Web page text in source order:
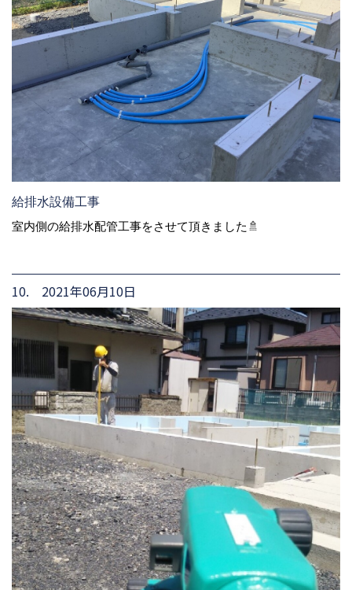
給排水設備工事
室内側の給排水配管工事をさせて頂きました🚿
10. 2021年06月10日